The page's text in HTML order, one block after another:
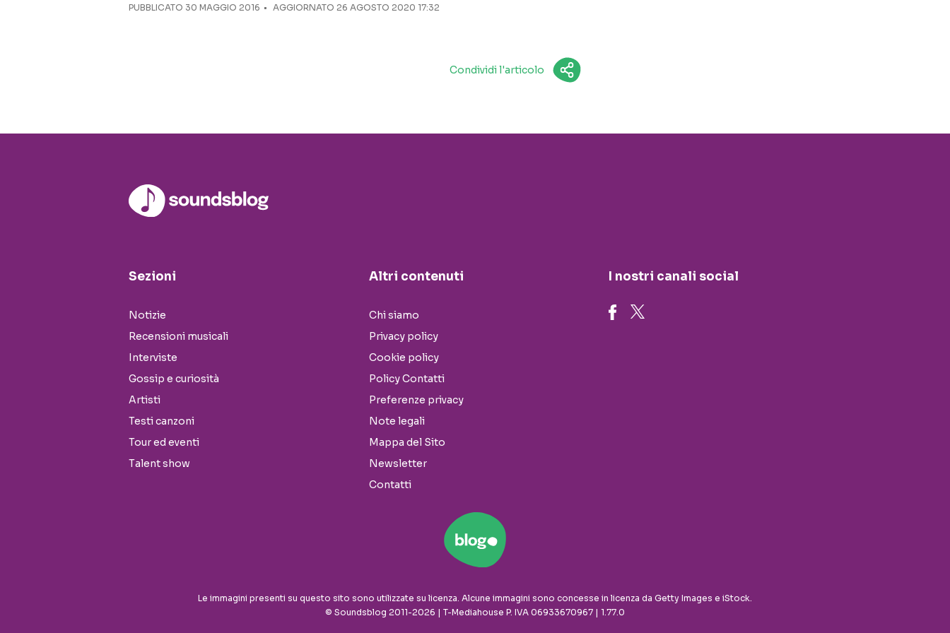
PUBBLICATO 30 MAGGIO 2016 AGGIORNATO 26 AGOSTO 2020 17:32
Condividi l'articolo
Sezioni
Notizie
Recensioni musicali
Interviste
Gossip e curiosità
Artisti
Testi canzoni
Tour ed eventi
Talent show
Altri contenuti
Chi siamo
Privacy policy
Cookie policy
Policy Contatti
Preferenze privacy
Note legali
Mappa del Sito
Newsletter
Contatti
I nostri canali social
Le immagini presenti su questo sito sono utilizzate su licenza. Alcune immagini sono concesse in licenza da Getty Images e iStock.
© Soundsblog 2011-2026 | T-Mediahouse P. IVA 06933670967 | 1.77.0